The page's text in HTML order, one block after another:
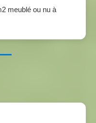
meublé ou nu à